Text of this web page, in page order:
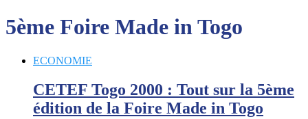
5ème Foire Made in Togo
ECONOMIE
CETEF Togo 2000 : Tout sur la 5ème
édition de la Foire Made in Togo